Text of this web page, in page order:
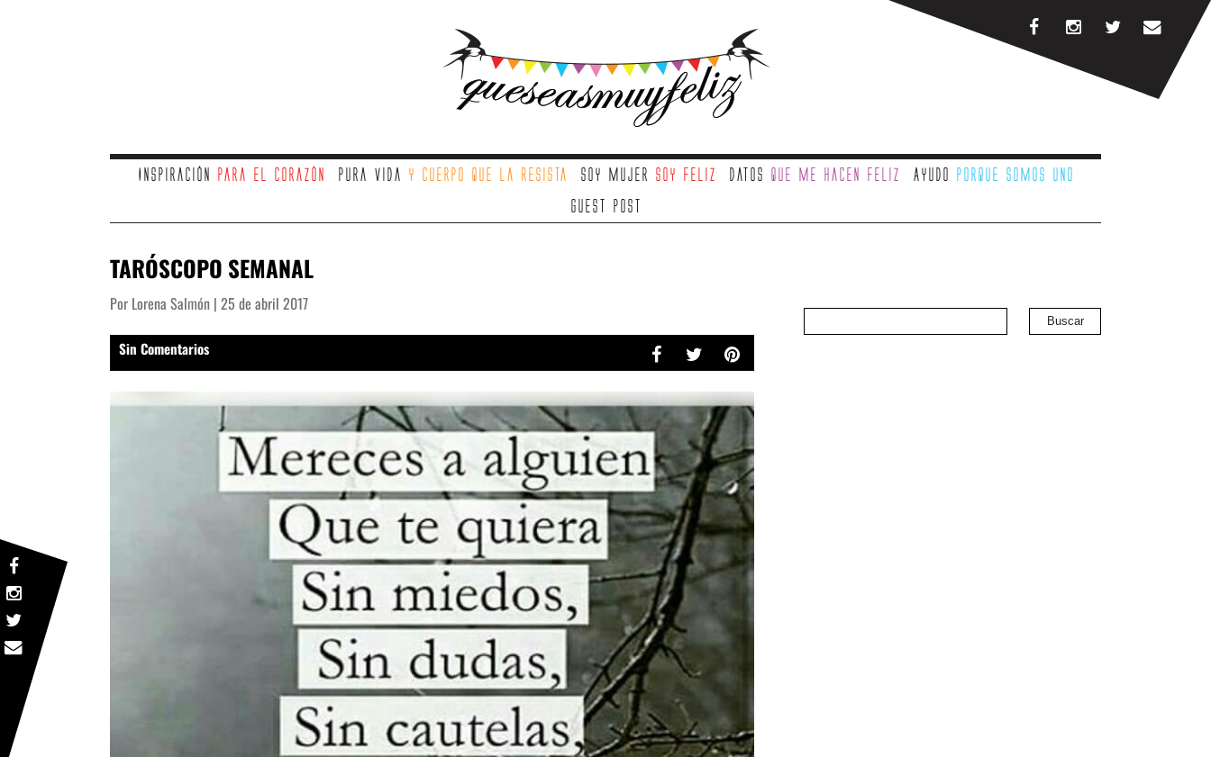
Inspiración para el corazón Pura vida y cuerpo que la resista Soy mujer soy feliz Datos que me hacen feliz Ayudo porque somos uno
Guest Post
TARÓSCOPO SEMANAL
Por Lorena Salmón | 25 de abril 2017
Sin Comentarios
Buscar